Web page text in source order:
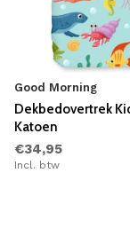
Good Morning
Dekbedovertrek
Katoen
€34,95
Incl. btw